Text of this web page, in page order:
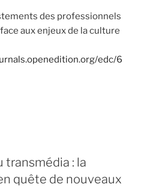
des professionnels
aux enjeux de la culture
edc/6
transmédia : la
quête de nouveaux